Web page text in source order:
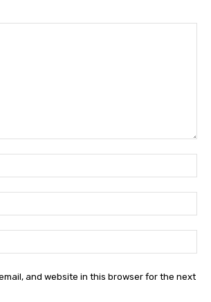
and website in this browser for the next